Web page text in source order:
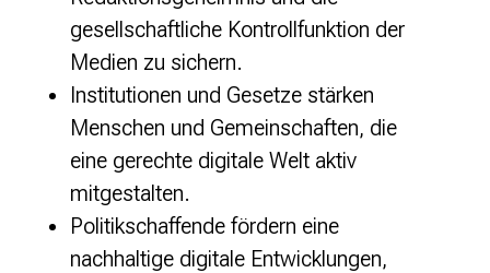
gesellschaftliche Kontrollfunktion der
Medien zu sichern.
Institutionen und Gesetze stärken
Menschen und Gemeinschaften, die
eine gerechte digitale Welt aktiv
mitgestalten.
Politikschaffende fördern eine
nachhaltige digitale Entwicklungen,